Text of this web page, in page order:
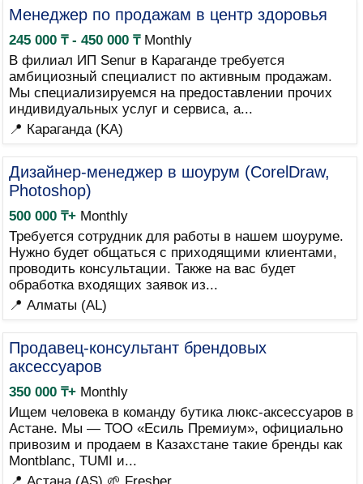
Менеджер по продажам в центр здоровья
245 000 ₸ - 450 000 ₸Monthly
В филиал ИП Senur в Караганде требуется
амбициозный специалист по активным продажам.
Мы специализируемся на предоставлении прочих
индивидуальных услуг и сервиса, а...
📍 Караганда (KA)
Дизайнер-менеджер в шоурум (CorelDraw,
Photoshop)
500 000 ₸+Monthly
Требуется сотрудник для работы в нашем шоуруме.
Нужно будет общаться с приходящими клиентами,
проводить консультации. Также на вас будет
обработка входящих заявок из...
📍 Алматы (AL)
Продавец-консультант брендовых
аксессуаров
350 000 ₸+Monthly
Ищем человека в команду бутика люкс-аксессуаров в
Астане. Мы — ТОО «Есиль Премиум», официально
привозим и продаем в Казахстане такие бренды как
Montblanc, TUMI и...